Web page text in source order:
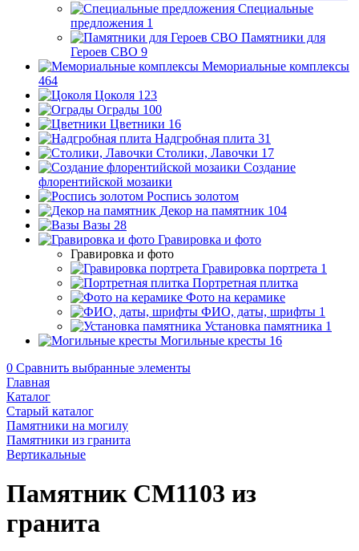
Специальные
предложения 1
Памятники для
Героев СВО 9
Мемориальные комплексы
464
Цоколя 123
Ограды 100
Цветники 16
Надгробная плита 31
Столики, Лавочки 17
Создание
флорентийской мозаики
Роспись золотом
Декор на памятник 104
Вазы 28
Гравировка и фото
Гравировка и фото
Гравировка портрета 1
Портретная плитка
Фото на керамике
ФИО, даты, шрифты 1
Установка памятника 1
Могильные кресты 16
0 Сравнить выбранные элементы
Главная
Каталог
Старый каталог
Памятники на могилу
Памятники из гранита
Вертикальные
Памятник CM1103 из
гранита